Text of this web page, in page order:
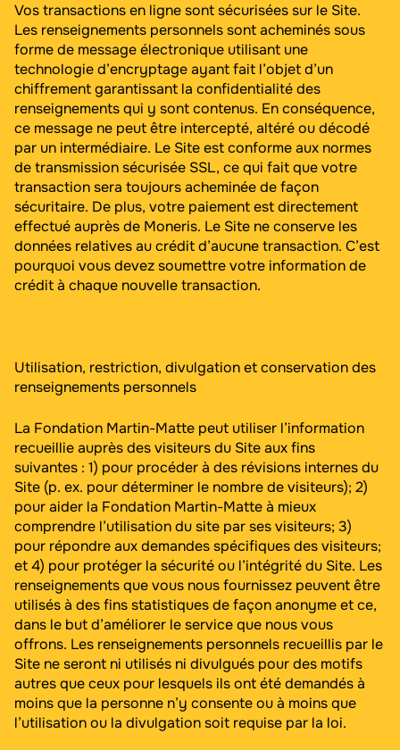
Vos transactions en ligne sont sécurisées sur le Site.
Les renseignements personnels sont acheminés sous
forme de message électronique utilisant une
technologie d’encryptage ayant fait l’objet d’un
chiffrement garantissant la confidentialité des
renseignements qui y sont contenus. En conséquence,
ce message ne peut être intercepté, altéré ou décodé
par un intermédiaire. Le Site est conforme aux normes
de transmission sécurisée SSL, ce qui fait que votre
transaction sera toujours acheminée de façon
sécuritaire. De plus, votre paiement est directement
effectué auprès de Moneris. Le Site ne conserve les
données relatives au crédit d’aucune transaction. C’est
pourquoi vous devez soumettre votre information de
crédit à chaque nouvelle transaction.
Utilisation, restriction, divulgation et conservation des
renseignements personnels
La Fondation Martin-Matte peut utiliser l’information
recueillie auprès des visiteurs du Site aux fins
suivantes : 1) pour procéder à des révisions internes du
Site (p. ex. pour déterminer le nombre de visiteurs); 2)
pour aider la Fondation Martin-Matte à mieux
comprendre l’utilisation du site par ses visiteurs; 3)
pour répondre aux demandes spécifiques des visiteurs;
et 4) pour protéger la sécurité ou l’intégrité du Site. Les
renseignements que vous nous fournissez peuvent être
utilisés à des fins statistiques de façon anonyme et ce,
dans le but d’améliorer le service que nous vous
offrons. Les renseignements personnels recueillis par le
Site ne seront ni utilisés ni divulgués pour des motifs
autres que ceux pour lesquels ils ont été demandés à
moins que la personne n’y consente ou à moins que
l’utilisation ou la divulgation soit requise par la loi.